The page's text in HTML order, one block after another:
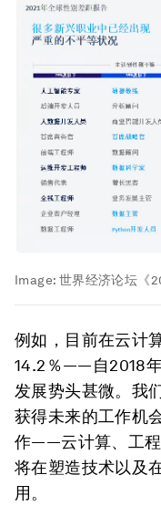
Image: 世界经济论坛《
例如，目前在云计
14.2％——自2018
发展势头甚微。我
获得未来的工作机
作——云计算、工
将在塑造技术以及
用。